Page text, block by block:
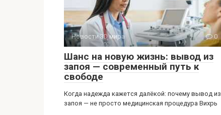
Новости 3D мира 0
Шанс на новую жизнь: вывод из
запоя — современный путь к
свободе
Когда надежда кажется далёкой: почему вывод из
запоя — не просто медицинская процедура Вихрь